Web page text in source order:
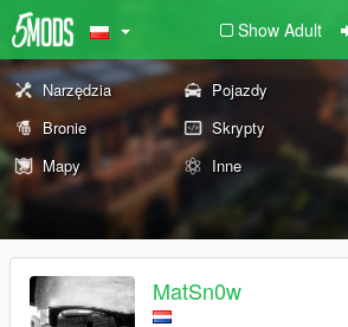
Show Adult
Narzędzia Pojazdy
Bronie
Skrypty
Mapy
Inne
MatSn0w